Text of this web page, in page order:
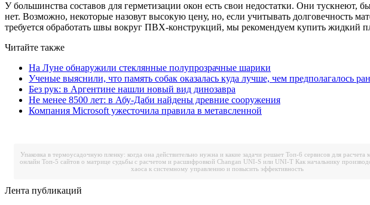
У большинства составов для герметизации окон есть свои недостатки. Они тускнеют,
нет. Возможно, некоторые назовут высокую цену, но, если учитывать долговечность
требуется обработать швы вокруг ПВХ-конструкций, мы рекомендуем купить жидкий
Читайте также
На Луне обнаружили стеклянные полупрозрачные шарики
Ученые выяснили, что память собак оказалась куда лучше, чем предполагалось
Без рук: в Аргентине нашли новый вид динозавра
Не менее 8500 лет: в Абу-Даби найдены древние сооружения
Компания Microsoft ужесточила правила в метавсленной
Упаковка в термоусадочную пленку: когда она действительно нужна и какие задачи решает Топ-6 сервисов для расчета
онлайн Топ-5 сайтов о матрице судьбы с расчетом и расшифровкой Changan UNI-S или UNI-T Как начальнику
хаоса к системному управлению и повысить эффективность
Лента публикаций